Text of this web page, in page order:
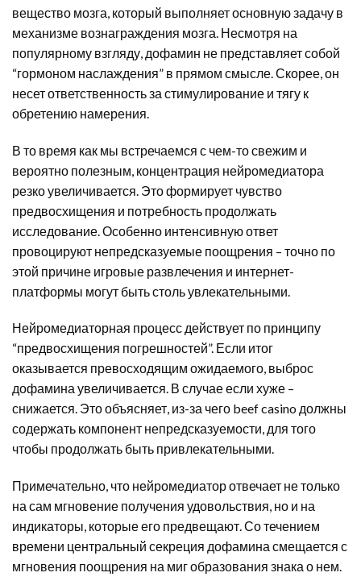
вещество мозга, который выполняет основную задачу в
механизме вознаграждения мозга. Несмотря на
популярному взгляду, дофамин не представляет собой
“гормоном наслаждения” в прямом смысле. Скорее, он
несет ответственность за стимулирование и тягу к
обретению намерения.
В то время как мы встречаемся с чем-то свежим и
вероятно полезным, концентрация нейромедиатора
резко увеличивается. Это формирует чувство
предвосхищения и потребность продолжать
исследование. Особенно интенсивную ответ
провоцируют непредсказуемые поощрения – точно по
этой причине игровые развлечения и интернет-
платформы могут быть столь увлекательными.
Нейромедиаторная процесс действует по принципу
“предвосхищения погрешностей”. Если итог
оказывается превосходящим ожидаемого, выброс
дофамина увеличивается. В случае если хуже –
снижается. Это объясняет, из-за чего beef casino должны
содержать компонент непредсказуемости, для того
чтобы продолжать быть привлекательными.
Примечательно, что нейромедиатор отвечает не только
на сам мгновение получения удовольствия, но и на
индикаторы, которые его предвещают. Со течением
времени центральный секреция дофамина смещается с
мгновения поощрения на миг образования знака о нем.